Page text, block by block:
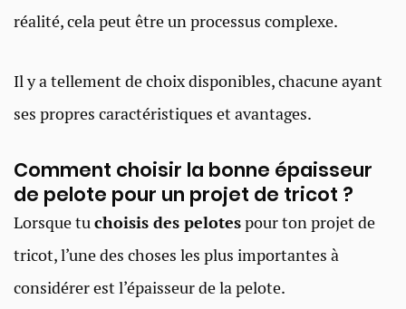
réalité, cela peut être un processus complexe.
Il y a tellement de choix disponibles, chacune ayant
ses propres caractéristiques et avantages.
Comment choisir la bonne épaisseur
de pelote pour un projet de tricot ?​
Lorsque tuchoisis des pelotespour ton projet de
tricot, l’une des choses les plus importantes à
considérer est l’épaisseur de la pelote.